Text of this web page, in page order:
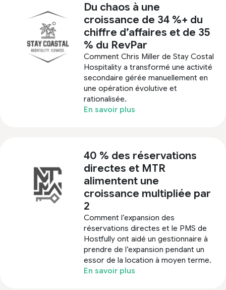
Du chaos à une
croissance de 34 %+ du
chiffre d’affaires et de 35
% du RevPar
Comment Chris Miller de Stay Costal
Hospitality a transformé une activité
secondaire gérée manuellement en
une opération évolutive et
rationalisée.
En savoir plus
40 % des réservations
directes et MTR
alimentent une
croissance multipliée par
2
Comment l’expansion des
réservations directes et le PMS de
Hostfully ont aidé un gestionnaire à
prendre de l’expansion pendant un
essor de la location à moyen terme.
En savoir plus